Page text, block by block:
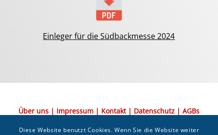
Einleger für die Südbackmesse 2024
Über uns| Impressum| Kontakt| Datenschutz | AGBs
Diese Website benutzt Cookies. Wenn Sie die Website weiter